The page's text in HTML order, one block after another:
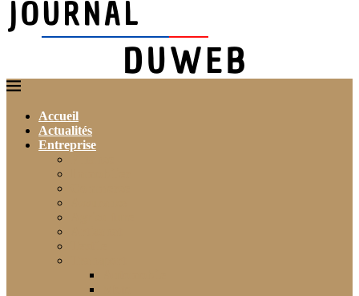
Accueil
Actualités
Entreprise